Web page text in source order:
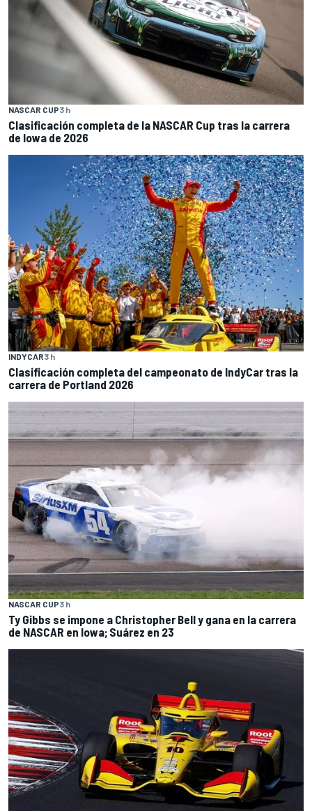
NASCAR CUP3 h
Clasificación completa de la NASCAR Cup tras la carrera
de Iowa de 2026
INDYCAR3 h
Clasificación completa del campeonato de IndyCar tras la
carrera de Portland 2026
NASCAR CUP3 h
Ty Gibbs se impone a Christopher Bell y gana en la carrera
de NASCAR en Iowa; Suárez en 23